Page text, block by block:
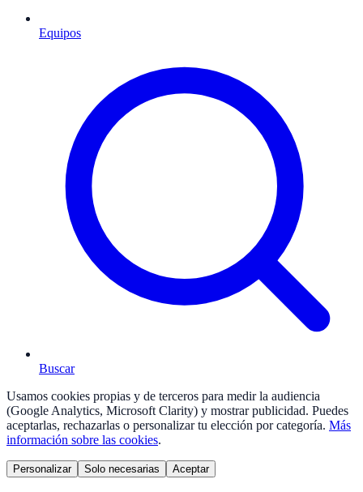
Equipos
Buscar
Usamos cookies propias y de terceros para medir la audiencia
(Google Analytics, Microsoft Clarity) y mostrar publicidad. Puedes
aceptarlas, rechazarlas o personalizar tu elección por categoría. Más
información sobre las cookies.
Personalizar Solo necesarias Aceptar